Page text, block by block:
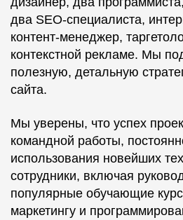
два SEO-специалиста,
контент-менеджер,
контекстной рекламе. Мы
полезную, детальную
сайта.
Мы уверены, что успех
командной работы,
использования новейших
сотрудники, включая
популярные обучающие
маркетингу и